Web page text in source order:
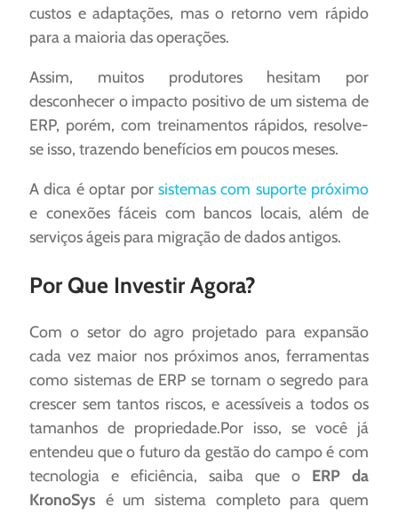
custos e adaptações, mas o retorno vem rápido
para a maioria das operações.
Assim, muitos produtores hesitam por
desconhecer o impacto positivo de um sistema de
ERP, porém, com treinamentos rápidos, resolve-
se isso, trazendo benefícios em poucos meses.
A dica é optar porsistemas com suporte próximo
e conexões fáceis com bancos locais, além de
serviços ágeis para migração de dados antigos.
Por Que Investir Agora?
Com o setor do agro projetado para expansão
cada vez maior nos próximos anos, ferramentas
como sistemas de ERP se tornam o segredo para
crescer sem tantos riscos, e acessíveis a todos os
tamanhos de propriedade.Por isso, se você já
entendeu que o futuro da gestão do campo é com
tecnologia e eficiência, saiba que o ERP da
KronoSys é um sistema completo para quem